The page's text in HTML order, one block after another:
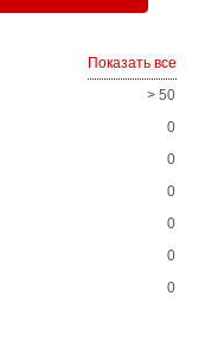
Показать все
> 50
0
0
0
0
0
0